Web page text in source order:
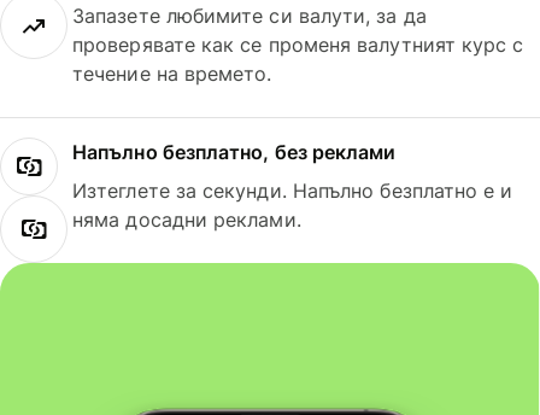
Запазете любимите си валути, за да
проверявате как се променя валутният курс с
течение на времето.
Напълно безплатно, без реклами
Изтеглете за секунди. Напълно безплатно е и
няма досадни реклами.